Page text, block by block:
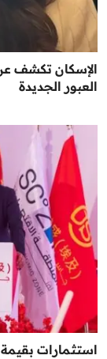
الإسكان تكشف
العبور الجديدة